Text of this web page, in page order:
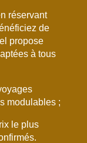
réservant
de
propose
à tous
modulables ;
le plus